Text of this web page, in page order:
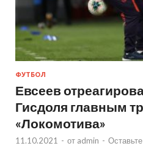
ФУТБОЛ
Евсеев
Гисдоля главным
«Локомотива»
11.10.2021 - от admin -